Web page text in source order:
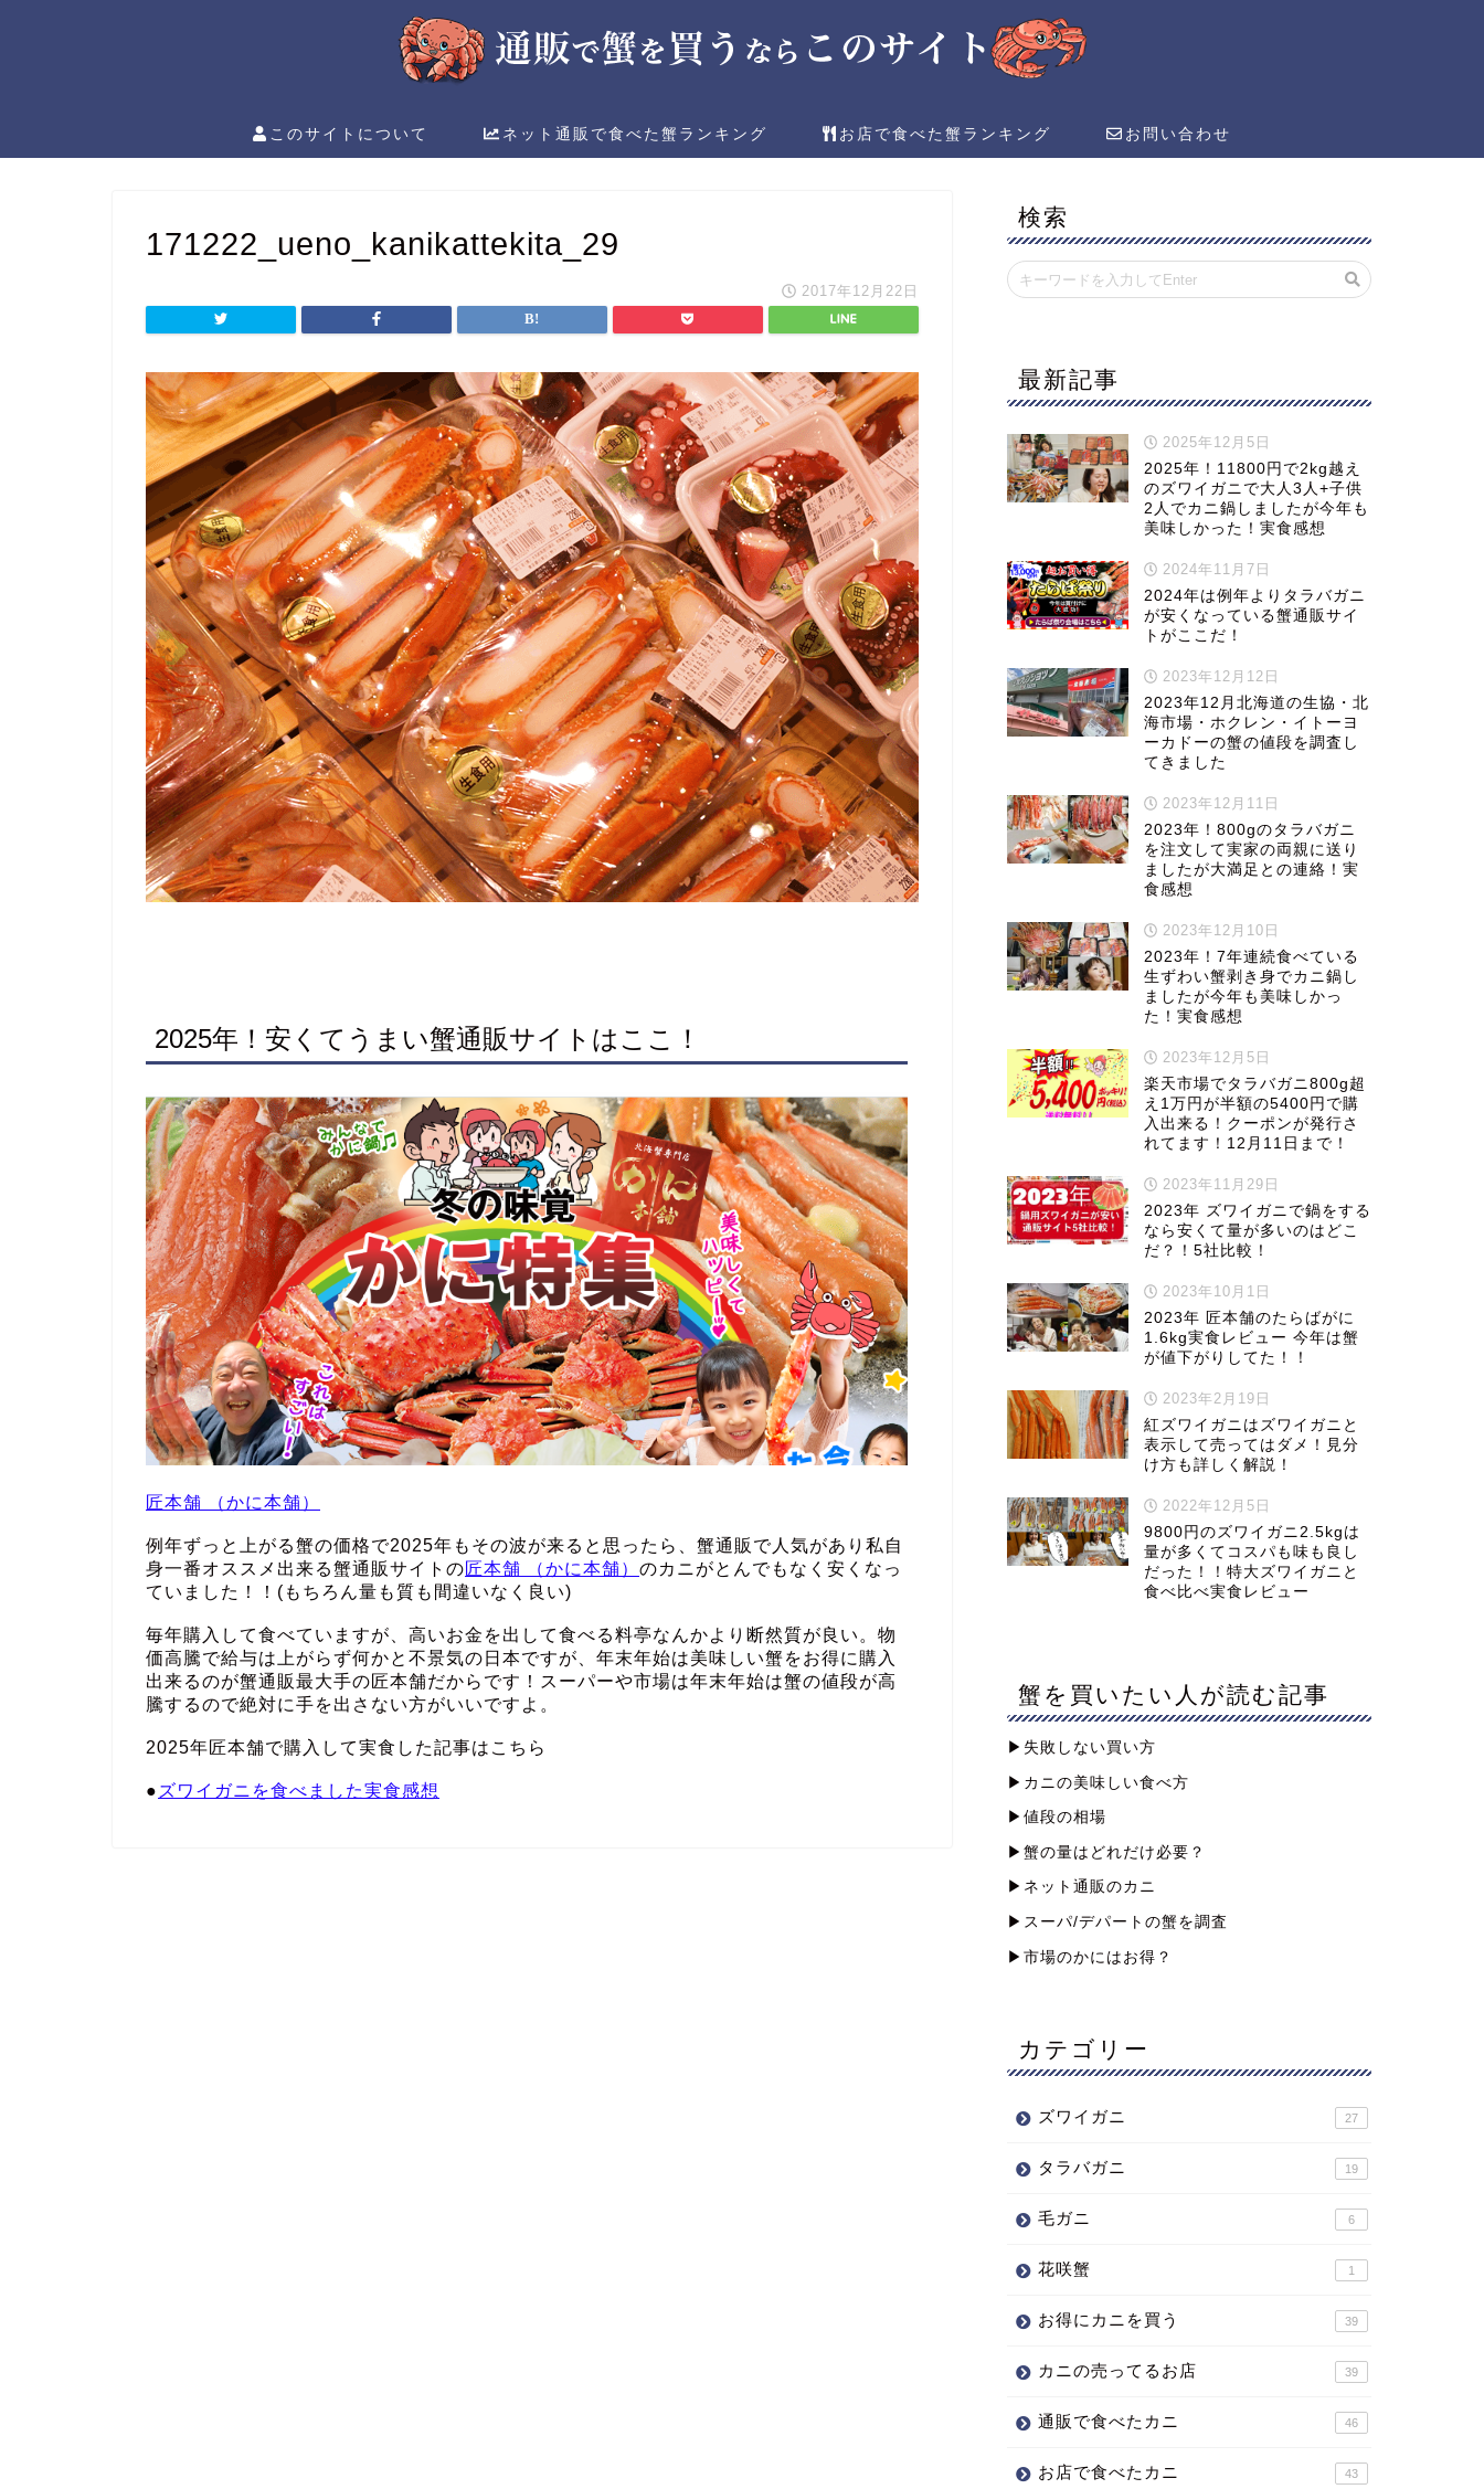
このサイトについて ネット通販で食べた蟹ランキング お店で食べた蟹ランキング お問い合わせ
171222_ueno_kanikattekita_29
2017年12月22日
2025年！安くてうまい蟹通販サイトはここ！
匠本舗 （かに本舗）
例年ずっと上がる蟹の価格で2025年もその波が来ると思ったら、蟹通販で人気があり私自
身一番オススメ出来る蟹通販サイトの匠本舗 （かに本舗） のカニがとんでもなく安くなっ
ていました！！(もちろん量も質も間違いなく良い)
毎年購入して食べていますが、高いお金を出して食べる料亭なんかより断然質が良い。物
価高騰で給与は上がらず何かと不景気の日本ですが、年末年始は美味しい蟹をお得に購入
出来るのが蟹通販最大手の匠本舗だからです！スーパーや市場は年末年始は蟹の値段が高
騰するので絶対に手を出さない方がいいですよ。
2025年匠本舗で購入して実食した記事はこちら
● ズワイガニを食べました実食感想
検索
最新記事
2025年12月5日
2025年！11800円で2kg越え
のズワイガニで大人3人+子供
2人でカニ鍋しましたが今年も
美味しかった！実食感想
2024年11月7日
2024年は例年よりタラバガニ
が安くなっている蟹通販サイ
トがここだ！
2023年12月12日
2023年12月北海道の生協・北
海市場・ホクレン・イトーヨ
ーカドーの蟹の値段を調査し
てきました
2023年12月11日
2023年！800gのタラバガニ
を注文して実家の両親に送り
ましたが大満足との連絡！実
食感想
2023年12月10日
2023年！7年連続食べている
生ずわい蟹剥き身でカニ鍋し
ましたが今年も美味しかっ
た！実食感想
2023年12月5日
楽天市場でタラバガニ800g超
え1万円が半額の5400円で購
入出来る！クーポンが発行さ
れてます！12月11日まで！
2023年11月29日
2023年 ズワイガニで鍋をする
なら安くて量が多いのはどこ
だ？！5社比較！
2023年10月1日
2023年 匠本舗のたらばがに
1.6kg実食レビュー 今年は蟹
が値下がりしてた！！
2023年2月19日
紅ズワイガニはズワイガニと
表示して売ってはダメ！見分
け方も詳しく解説！
2022年12月5日
9800円のズワイガニ2.5kgは
量が多くてコスパも味も良し
だった！！特大ズワイガニと
食べ比べ実食レビュー
蟹を買いたい人が読む記事
▶︎失敗しない買い方
▶︎カニの美味しい食べ方
▶︎値段の相場
▶︎蟹の量はどれだけ必要？
▶︎ネット通販のカニ
▶︎スーパ/デパートの蟹を調査
▶︎市場のかにはお得？
カテゴリー
ズワイガニ 27
タラバガニ 19
毛ガニ 6
花咲蟹 1
お得にカニを買う 39
カニの売ってるお店 39
通販で食べたカニ 46
お店で食べたカニ 43